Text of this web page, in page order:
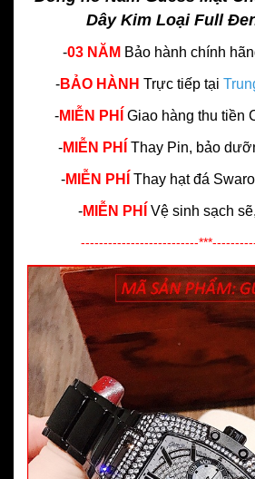
Dây Kim Loại Full
-03 NĂM Bảo hành chính
-BẢO HÀNH Trực tiếp tại
-MIỄN PHÍ Giao hàng thu tiền
-MIỄN PHÍ Thay Pin, bảo
-MIỄN PHÍ Thay hạt đá
-MIỄN PHÍ Vệ sinh sạch
--------------------------